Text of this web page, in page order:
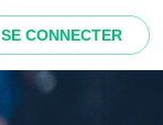
SE CONNECTER